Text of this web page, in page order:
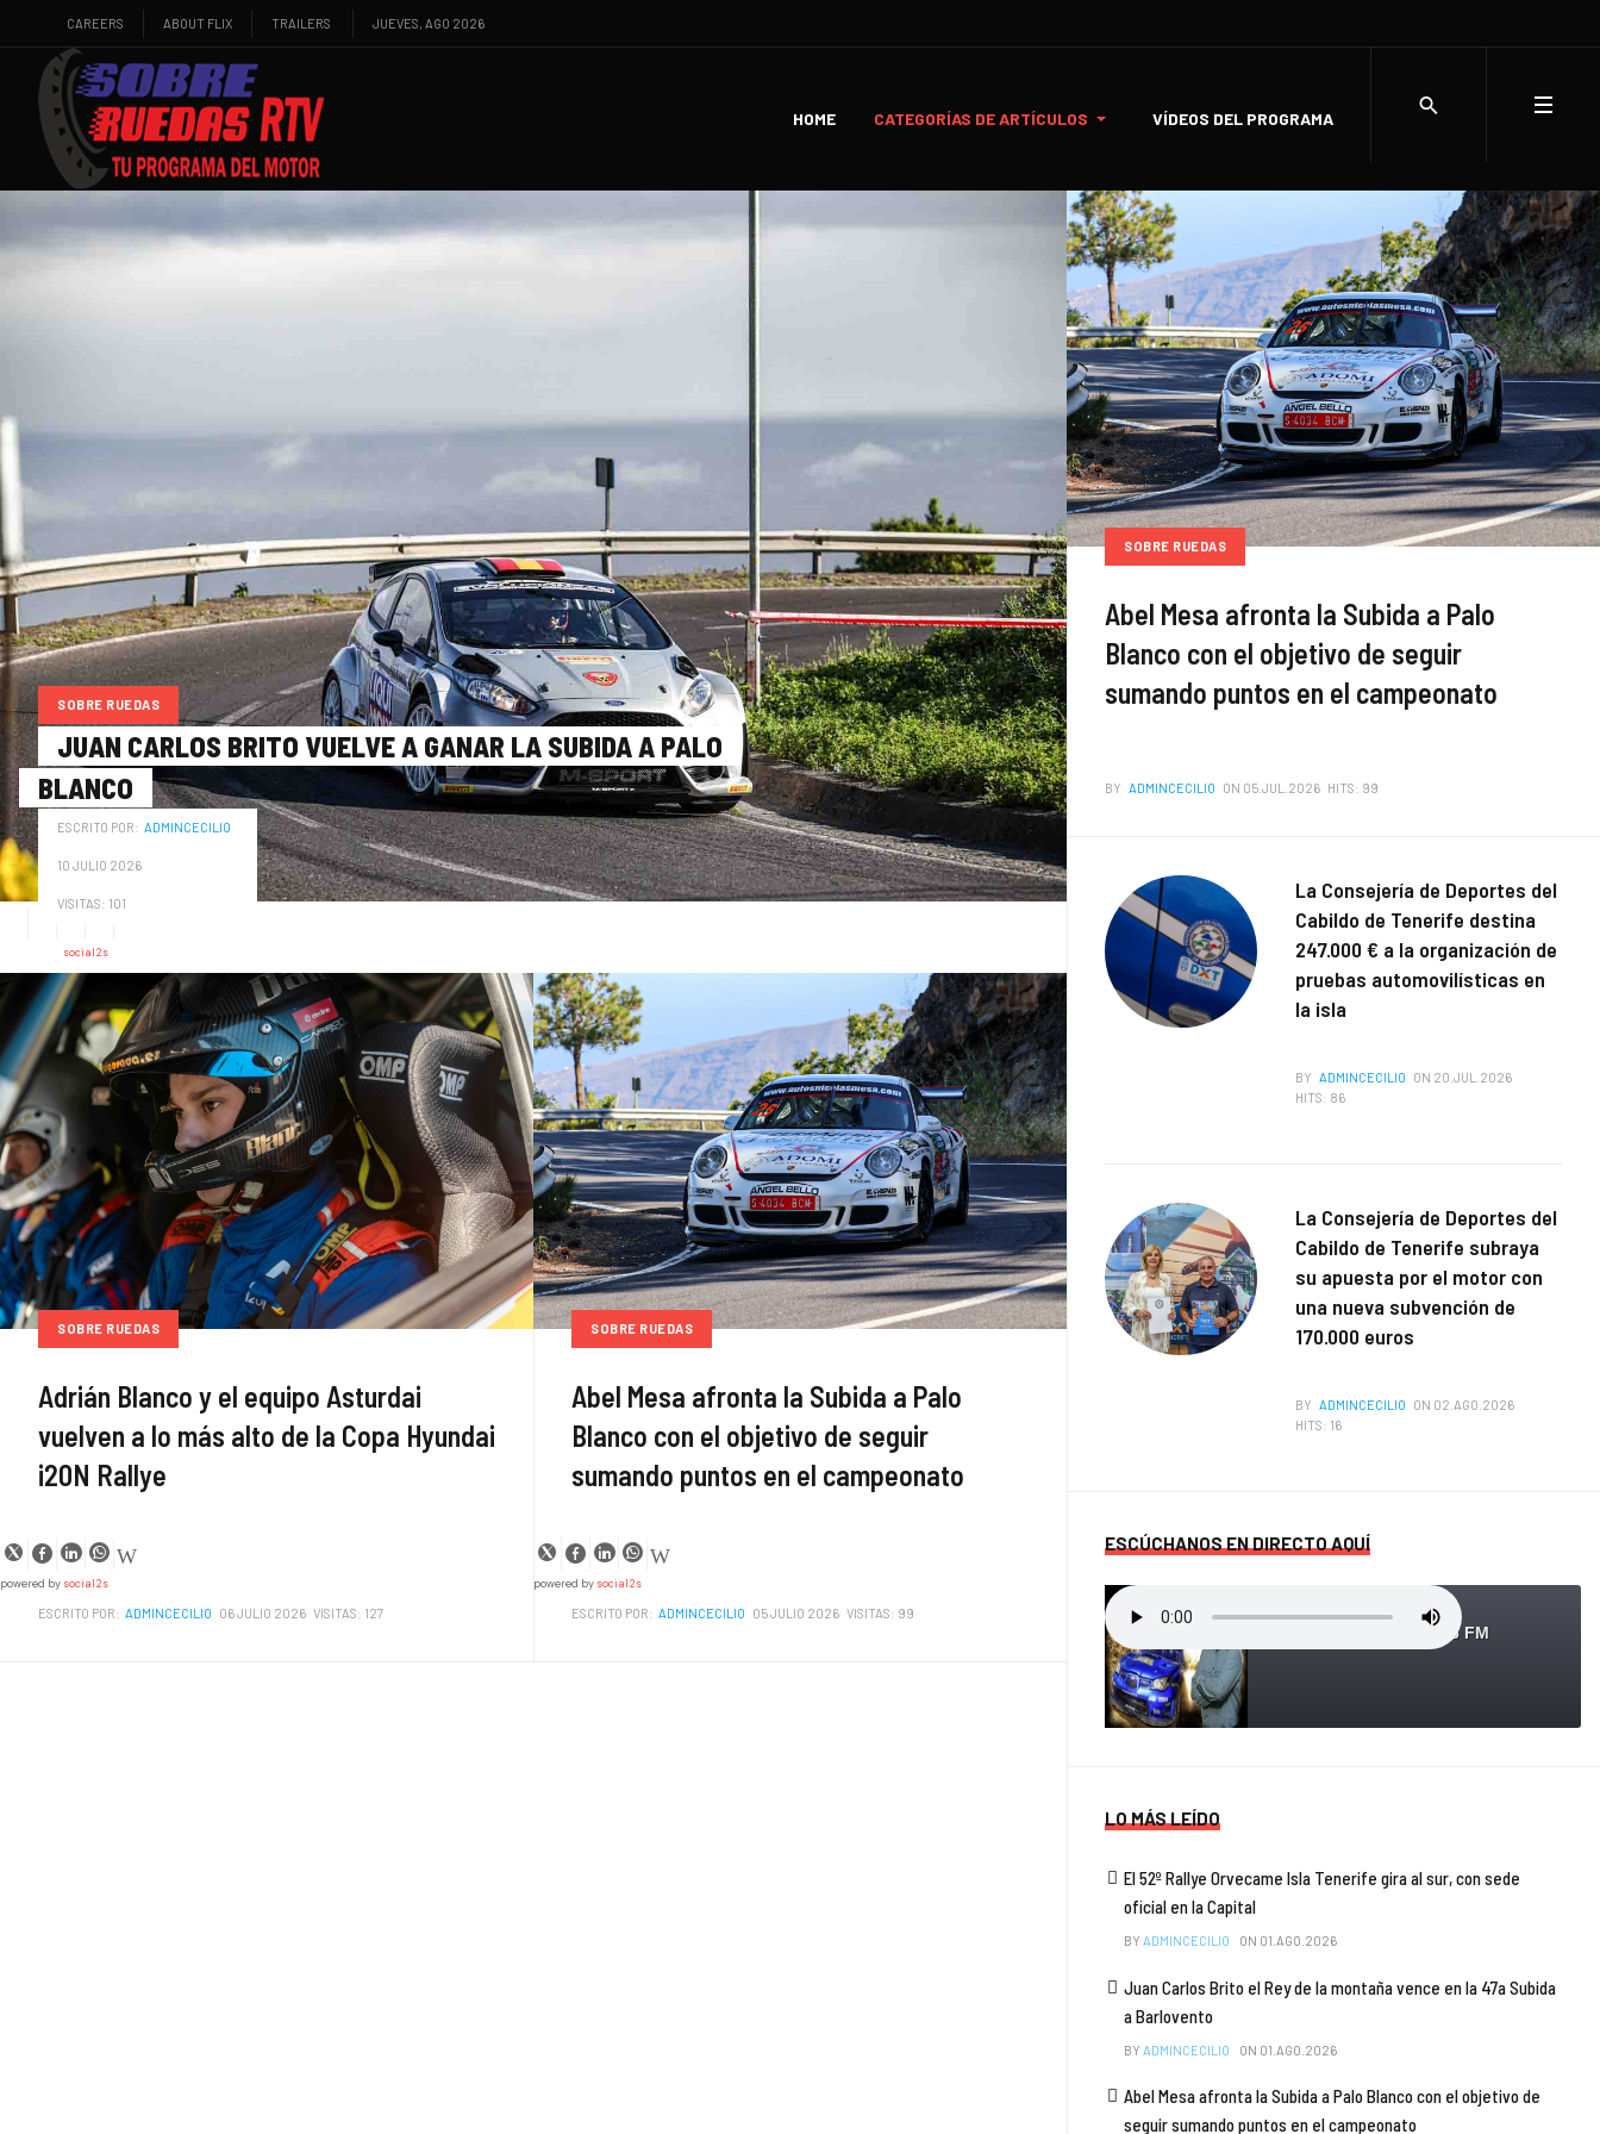
CAREERS ABOUT FLIX TRAILERS JUEVES, AGO 2026
HOME CATEGORÍAS DE ARTÍCULOS VÍDEOS DEL PROGRAMA
SOBRE RUEDAS
JUAN CARLOS BRITO VUELVE A GANAR LA SUBIDA A PALO
BLANCO
ESCRITO POR: ADMINCECILIO
10 JULIO 2026
VISITAS: 101
social2s
SOBRE RUEDAS
Adrián Blanco y el equipo Asturdai
vuelven a lo más alto de la Copa Hyundai
i20N Rallye
ESCRITO POR: ADMINCECILIO 06 JULIO 2026 VISITAS: 127
powered by social2s
SOBRE RUEDAS
Abel Mesa afronta la Subida a Palo
Blanco con el objetivo de seguir
sumando puntos en el campeonato
ESCRITO POR: ADMINCECILIO 05 JULIO 2026 VISITAS: 99
powered by social2s
SOBRE RUEDAS
Abel Mesa afronta la Subida a Palo
Blanco con el objetivo de seguir
sumando puntos en el campeonato
BY ADMINCECILIO ON 05.JUL.2026 HITS: 99
La Consejería de Deportes del
Cabildo de Tenerife destina
247.000 € a la organización de
pruebas automovilísticas en
la isla
BY ADMINCECILIO
ON 20.JUL.2026
HITS: 86
La Consejería de Deportes del
Cabildo de Tenerife subraya
su apuesta por el motor con
una nueva subvención de
170.000 euros
BY ADMINCECILIO
ON 02.AGO.2026
HITS: 16
ESCÚCHANOS EN DIRECTO AQUÍ
SobreRuedas - 90.6 FM
LO MÁS LEÍDO
El 52º Rallye Orvecame Isla Tenerife gira al sur, con sede
oficial en la Capital
BY ADMINCECILIO ON 01.AGO.2026
Juan Carlos Brito el Rey de la montaña vence en la 47a Subida
a Barlovento
BY ADMINCECILIO ON 01.AGO.2026
Abel Mesa afronta la Subida a Palo Blanco con el objetivo de
seguir sumando puntos en el campeonato